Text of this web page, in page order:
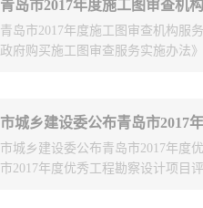
勘察单位）参加。会议内容包括：
相关政策宣贯、城市建成区勘察外
全倡议书签署仪式等。
青岛市2017年度施工图审查机
青岛市2017年度施工图审查机构服
政府购买施工图审查服务实施办法
建设行政主管部门开展了2017年
评价结果为优秀的审查机构共10家
有限公司、济南齐鲁施工图审查有
审查有限公司、青岛北部湾建设工
市城乡建设委公布青岛市2017
市城乡建设委公布青岛市2017年度
市2017年度优秀工程勘察设计项目